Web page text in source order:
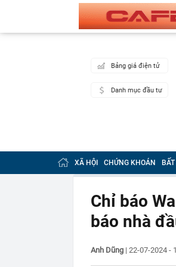
Bảng giá điện tử
Danh mục đầu tư
XÃ HỘI CHỨNG KHOÁN
Chỉ báo
báo nhà
Anh Dũng | 22-07-2024 -